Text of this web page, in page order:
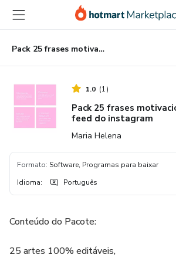
para
conteúdo
principal
para
pagamento
para
rodapé
Pack 25 frases motivacionais para seu feed do instagram
1.0 (1)
Pack 25 frases
feed do instagram
Maria Helena
Formato: Software, Programas para baixar
Idioma: Português
Conteúdo do Pacote:
25 artes 100% editáveis,